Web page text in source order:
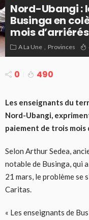
Nord-Ubangi :
Businga en
mois
A La Une Provinces
0 490
Les enseignants du
Nord-Ubangi,
paiement de trois mois
Selon Arthur Sedea,
notable de Businga, qui
21 mars, le problème se
Caritas.
« Les enseignants de